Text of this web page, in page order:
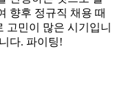
향후 정규직 채용 때
고민이 많은 시기입니
다. 파이팅!